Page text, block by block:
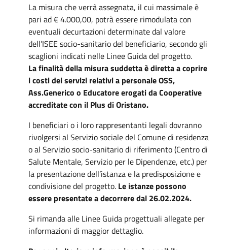
La misura che verrà assegnata, il cui massimale è
pari ad € 4.000,00, potrà essere rimodulata con
eventuali decurtazioni determinate dal valore
dell’ISEE socio-sanitario del beneficiario, secondo gli
scaglioni indicati nelle Linee Guida del progetto.
La finalità della misura suddetta è diretta a coprire
i costi dei servizi relativi a personale OSS,
Ass.Generico o Educatore erogati da Cooperative
accreditate con il Plus di Oristano.
I beneficiari o i loro rappresentanti legali dovranno
rivolgersi al Servizio sociale del Comune di residenza
o al Servizio socio-sanitario di riferimento (Centro di
Salute Mentale, Servizio per le Dipendenze, etc.) per
la presentazione dell’istanza e la predisposizione e
condivisione del progetto. Le istanze possono
essere presentate a decorrere dal 26.02.2024.
Si rimanda alle Linee Guida progettuali allegate per
informazioni di maggior dettaglio.